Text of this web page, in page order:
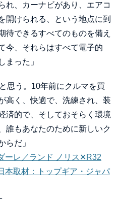
れ、カーナビがあり、エアコ
開けられる、という地点に到
待できるすべてのものを備え
今、それらはすべて電子的
まった」
思う。10年前にクルマを買
高く、快適で、洗練され、装
済的で、そしておそらく環境
誰もあなたのために新しいク
らだ」
ーレ／ランド ノリス✕R32
本取材：トップギア・ジャパ